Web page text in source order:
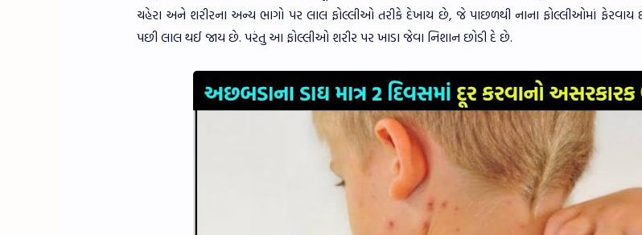
ચહેરા અને શરીરના અન્ય ભાગો પર લાલ ફોલ્લીઓ તરીકે દેખાય છે, જે પાછળથી નાના ફોલ્લીઓમાં ફેરવાય
પછી લાલ થઈ જાય છે. પરંતુ આ ફોલ્લીઓ શરીર પર ખાડા જેવા નિશાન છોડી દે છે.